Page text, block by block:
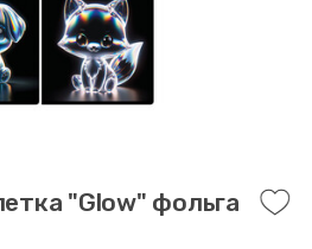
"Glow" фольга